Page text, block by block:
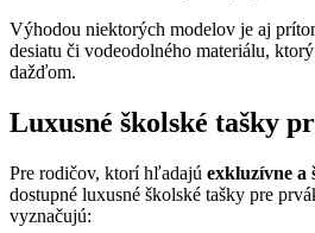
Výhodou niektorých modelov je aj
desiatu či vodeodolného materiálu,
dažďom.
Luxusné školské tašky
Pre rodičov, ktorí hľadajú exkluzívne a
dostupné luxusné školské tašky pre
vyznačujú: